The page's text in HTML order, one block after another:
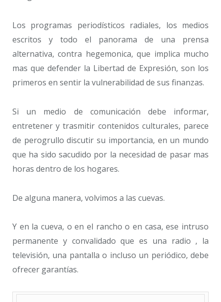
Los programas periodísticos radiales, los medios
escritos y todo el panorama de una prensa
alternativa, contra hegemonica, que implica mucho
mas que defender la Libertad de Expresión, son los
primeros en sentir la vulnerabilidad de sus finanzas.
Si un medio de comunicación debe informar,
entretener y trasmitir contenidos culturales, parece
de perogrullo discutir su importancia, en un mundo
que ha sido sacudido por la necesidad de pasar mas
horas dentro de los hogares.
De alguna manera, volvimos a las cuevas.
Y en la cueva, o en el rancho o en casa, ese intruso
permanente y convalidado que es una radio , la
televisión, una pantalla o incluso un periódico, debe
ofrecer garantías.